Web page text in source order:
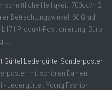
Helligkeit: 700cd/m2
Betrachtungswinkel: 60 Grad
Produkt-Positionierung: Büro
...
Gürtel Ledergürtel Sonderposten
mit schönen Damen
- Ledergürtel. Young Fashion